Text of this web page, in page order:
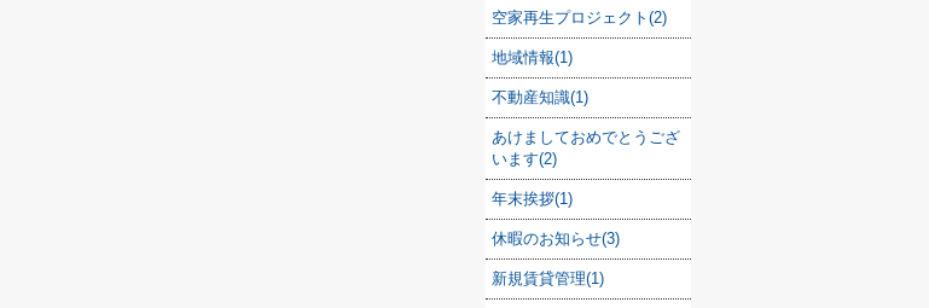
空家再生プロジェクト(2)
地域情報(1)
不動産知識(1)
あけましておめでとうござ
います(2)
年末挨拶(1)
休暇のお知らせ(3)
新規賃貸管理(1)